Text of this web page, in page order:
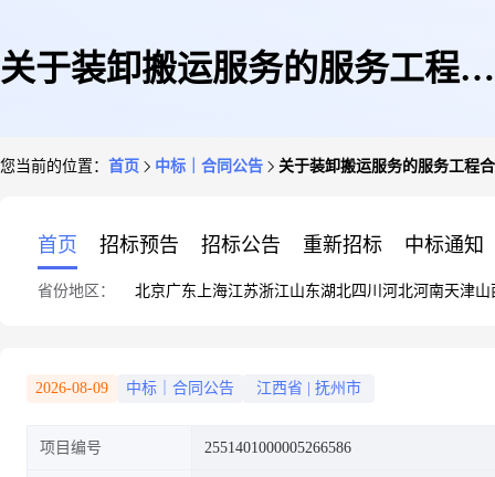
关于装卸搬运服务的服务工程合
您当前的位置： 首页 中标｜合同公告 关于装卸搬运服务的服务工程
首页 招标预告 招标公告 重新招标 中标通知
省份地区： 北京广东 上海江苏浙江山东湖北四川 河北河南天津山
2026-08-09 中标｜合同公告 江西省 抚州市
项目编号 2551401000005266586